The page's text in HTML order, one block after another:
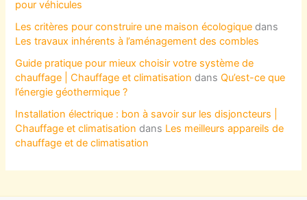
pour véhicules
Les critères pour construire une maison écologique dans
Les travaux inhérents à l’aménagement des combles
Guide pratique pour mieux choisir votre système de
chauffage | Chauffage et climatisation dansQu’est-ce que
l’énergie géothermique ?
Installation électrique : bon à savoir sur les disjoncteurs |
Chauffage et climatisation dans Les meilleurs appareils de
chauffage et de climatisation